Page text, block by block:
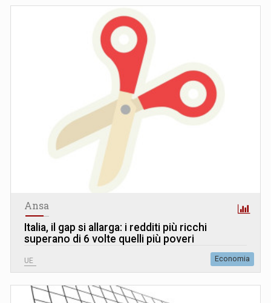
Ansa
Italia, il gap si allarga: i redditi più ricchi
superano di 6 volte quelli più poveri
UE Economia